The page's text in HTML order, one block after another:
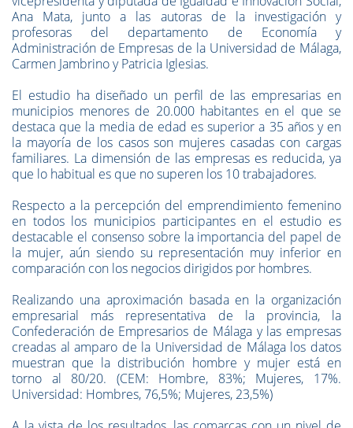
Ana Mata, junto a las autoras de la investigación y
profesoras del departamento de Economía y
Administración de Empresas de la Universidad de Málaga,
Carmen Jambrino y Patricia Iglesias.
El estudio ha diseñado un perfil de las empresarias en
municipios menores de 20.000 habitantes en el que se
destaca que la media de edad es superior a 35 años y en
la mayoría de los casos son mujeres casadas con cargas
familiares. La dimensión de las empresas es reducida, ya
que lo habitual es que no superen los 10 trabajadores.
Respecto a la percepción del emprendimiento femenino
en todos los municipios participantes en el estudio es
destacable el consenso sobre la importancia del papel de
la mujer, aún siendo su representación muy inferior en
comparación con los negocios dirigidos por hombres.
Realizando una aproximación basada en la organización
empresarial más representativa de la provincia, la
Confederación de Empresarios de Málaga y las empresas
creadas al amparo de la Universidad de Málaga los datos
muestran que la distribución hombre y mujer está en
torno al 80/20. (CEM: Hombre, 83%; Mujeres, 17%.
Universidad: Hombres, 76,5%; Mujeres, 23,5%)